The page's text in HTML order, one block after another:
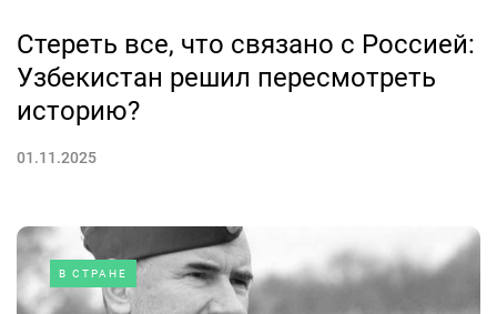
Стереть все, что связано с Россией:
Узбекистан решил пересмотреть
историю?
01.11.2025
В СТРАНЕ